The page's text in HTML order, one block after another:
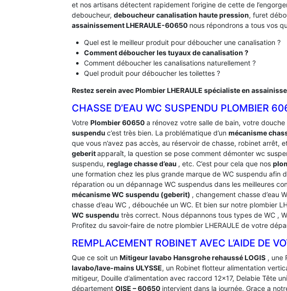
et nos artisans détectent rapidement l’origine de cette de
deboucheur, deboucheur canalisation haute pression, furet
assainissement LHERAULE-60650 nous répondrons a tous vos
Quel est le meilleur produit pour déboucher une canalisation ?
Comment déboucher les tuyaux de canalisation ?
Comment déboucher les canalisations naturellement ?
Quel produit pour déboucher les toilettes ?
Restez serein avec Plombier LHERAULE spécialiste en
CHASSE D’EAU WC SUSPENDU PLOMBIER
Votre Plombier 60650 a rénovez votre salle de bain, votre
suspendu c’est très bien. La problématique d’un mécanisme
que vous n’avez pas accès, au réservoir de chasse, robinet arrêt,
geberitapparaît, la question se pose comment démonter wc
suspendu, reglage chasse d’eau , etc. C’est pour cela que nos
une formation chez les plus grande marque de WC suspendu afin
réparation ou un dépannage WC suspendus dans les meilleures
mécanisme WC suspendu (geberit) , changement chasse d’eau
chasse d’eau WC , débouchée un WC. Et bien sur notre plombier
WC suspendu très correct. Nous dépannons tous types de WC ,
Profitez du savoir-faire de notre plombier LHERAULE de votre
REMPLACEMENT ROBINET AVEC L’AIDE DE
Que ce soit un Mitigeur lavabo Hansgrohe rehaussé LOGIS , une
lavabo/lave-mains ULYSSE, un Robinet flotteur alimentation
mitigeur, Douille d’alimentation avec raccord 12×17, Delabie Tête
département OISE – 60650 intervient dans la journée. Grace a